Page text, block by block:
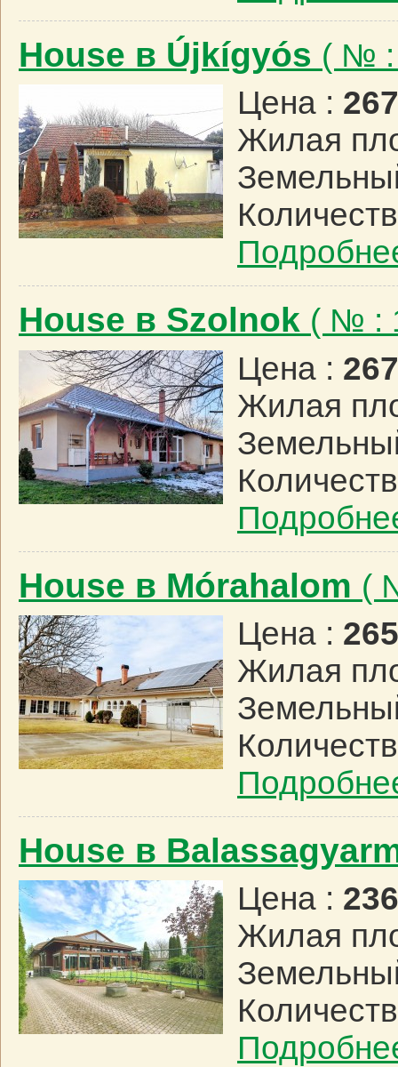
House в Újkígyós ( № :
Цена :
Жилая
House в Szolnok ( № :
Цена :
Жилая
House в Mórahalom (
Цена :
Жилая
House в
Цена :
Жилая